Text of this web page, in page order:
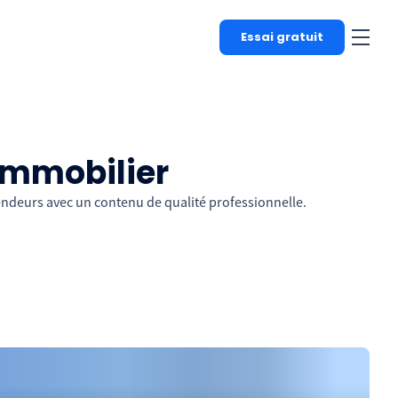
Essai gratuit
avec un contenu de qualité professionnelle.